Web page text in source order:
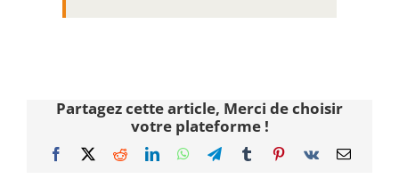
Partagez cette article, Merci de choisir
votre plateforme !
Facebook
X RedditLinkedInWhatsApp
TelegramTumblrPinterest
Vk Email